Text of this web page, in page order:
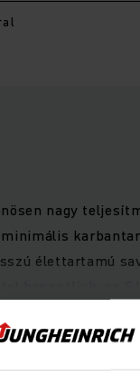
nagy
élettartamú
az EJE 2
acélvázzal,
MUTASSON